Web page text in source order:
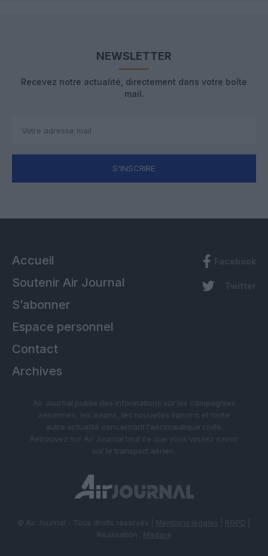
NEWSLETTER
Recevez notre actualité, directement dans votre boîte
mail.
S'INSCRIRE
Accueil
Soutenir Air Journal
S’abonner
Espace personnel
Contact
Archives